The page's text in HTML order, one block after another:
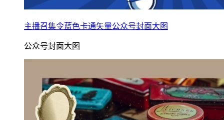
主播召集令蓝色卡通矢量公众号封面大图
公众号封面大图